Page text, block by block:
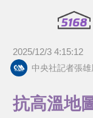
2025/12/3 4:15:12
中央社記者張
抗高溫地